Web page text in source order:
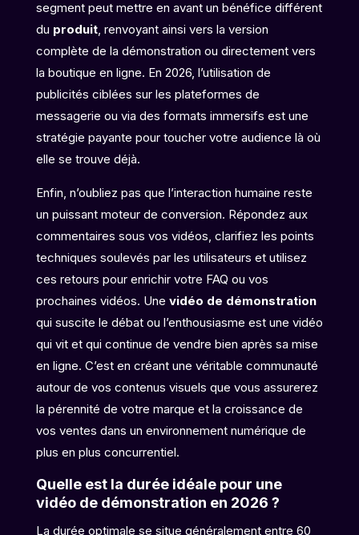
segment peut mettre en avant un bénéfice différent
du produit, renvoyant ainsi vers la version
complète de la démonstration ou directement vers
la boutique en ligne. En 2026, l’utilisation de
publicités ciblées sur les plateformes de
messagerie ou via des formats immersifs est une
stratégie payante pour toucher votre audience là où
elle se trouve déjà.
Enfin, n’oubliez pas que l’interaction humaine reste
un puissant moteur de conversion. Répondez aux
commentaires sous vos vidéos, clarifiez les points
techniques soulevés par les utilisateurs et utilisez
ces retours pour enrichir votre FAQ ou vos
prochaines vidéos. Une vidéo de démonstration
qui suscite le débat ou l’enthousiasme est une vidéo
qui vit et qui continue de vendre bien après sa mise
en ligne. C’est en créant une véritable communauté
autour de vos contenus visuels que vous assurerez
la pérennité de votre marque et la croissance de
vos ventes dans un environnement numérique de
plus en plus concurrentiel.
Quelle est la durée idéale pour une
vidéo de démonstration en 2026 ?
La durée optimale se situe généralement entre 60